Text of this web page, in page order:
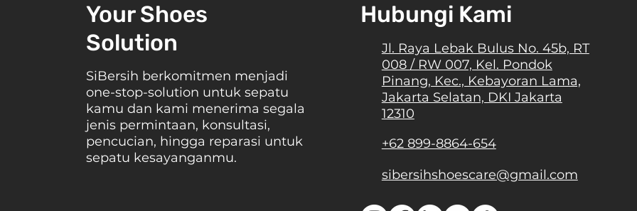
Your Shoes
Solution
SiBersih berkomitmen menjadi
one-stop-solution untuk sepatu
kamu dan kami menerima segala
jenis permintaan, konsultasi,
pencucian, hingga reparasi untuk
sepatu kesayanganmu.
Hubungi Kami
Jl. Raya Lebak Bulus No. 45b, RT
008 / RW 007, Kel. Pondok
Pinang, Kec., Kebayoran Lama,
Jakarta Selatan, DKI Jakarta
12310
+62 899-8864-654
sibersihshoescare@gmail.com